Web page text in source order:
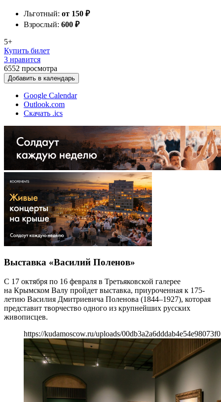
Льготный: от 150 ₽
Взрослый: 600 ₽
5+
Купить билет
3 нравится
6552 просмотра
Добавить в календарь
Google Calendar
Outlook.com
Скачать .ics
Выставка «Василий Поленов»
С 17 октября по 16 февраля в Третьяковской галерее
на Крымском Валу пройдет выставка, приуроченная к 175-
летию Василия Дмитриевича Поленова (1844–1927), которая
представит творчество одного из крупнейших русских
живописцев.
https://kudamoscow.ru/uploads/